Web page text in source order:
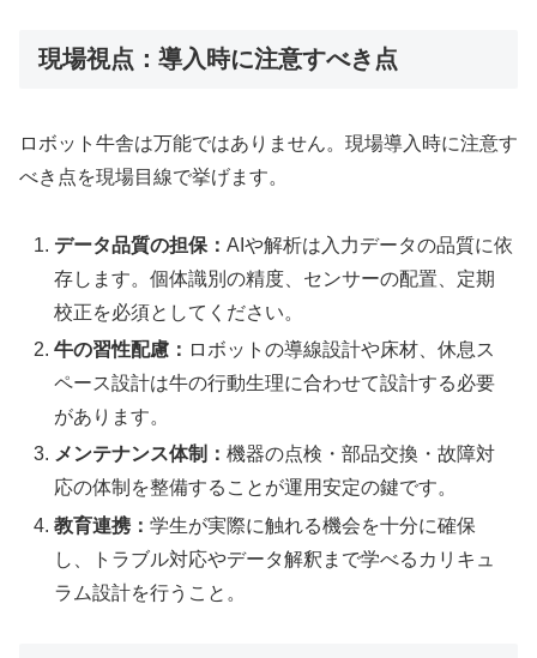
現場視点：導入時に注意すべき点
ロボット牛舎は万能ではありません。現場導入時に注意す
べき点を現場目線で挙げます。
データ品質の担保：AIや解析は入力データの品質に依
存します。個体識別の精度、センサーの配置、定期
校正を必須としてください。
牛の習性配慮： ロボットの導線設計や床材、休息ス
ペース設計は牛の行動生理に合わせて設計する必要
があります。
メンテナンス体制：機器の点検・部品交換・故障対
応の体制を整備することが運用安定の鍵です。
教育連携：学生が実際に触れる機会を十分に確保
し、トラブル対応やデータ解釈まで学べるカリキュ
ラム設計を行うこと。